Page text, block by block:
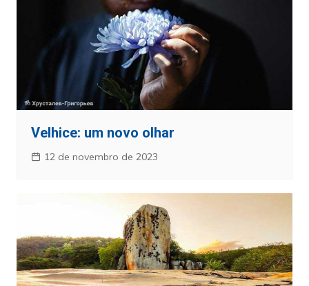
Velhice: um novo olhar
12 de novembro de 2023